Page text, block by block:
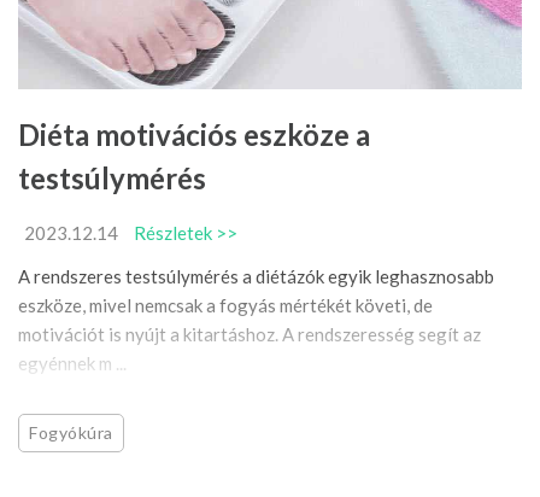
Diéta motivációs eszköze a
testsúlymérés
2023.12.14
Részletek >>
A rendszeres testsúlymérés a diétázók egyik leghasznosabb
eszköze, mivel nemcsak a fogyás mértékét követi, de
motivációt is nyújt a kitartáshoz. A rendszeresség segít az
egyénnek m ...
Fogyókúra